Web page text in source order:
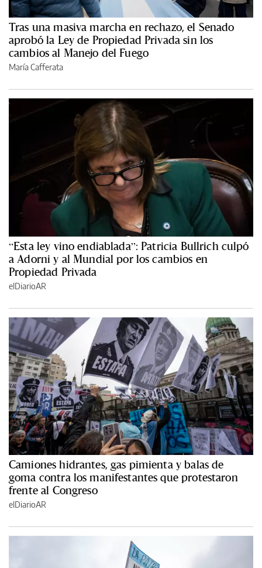
Tras una masiva marcha en rechazo, el Senado
aprobó la Ley de Propiedad Privada sin los
cambios al Manejo del Fuego
María Cafferata
“Esta ley vino endiablada”: Patricia Bullrich culpó
a Adorni y al Mundial por los cambios en
Propiedad Privada
elDiarioAR
Camiones hidrantes, gas pimienta y balas de
goma contra los manifestantes que protestaron
frente al Congreso
elDiarioAR